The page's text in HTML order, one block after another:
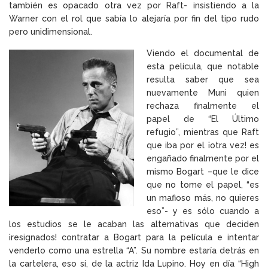
también es opacado otra vez por Raft- insistiendo a la
Warner con el rol que sabía lo alejaría por fin del tipo rudo
pero unidimensional.
Viendo el documental de
esta película, que notable
resulta saber que sea
nuevamente Muni quien
rechaza finalmente el
papel de “El Último
refugio”, mientras que Raft
que iba por el ¡otra vez! es
engañado finalmente por el
mismo Bogart –que le dice
que no tome el papel, “es
un mafioso más, no quieres
eso”- y es sólo cuando a
los estudios se le acaban las alternativas que deciden
¡resignados! contratar a Bogart para la película e intentar
venderlo como una estrella “A”. Su nombre estaría detrás en
la cartelera, eso sí, de la actriz Ida Lupino. Hoy en día “High